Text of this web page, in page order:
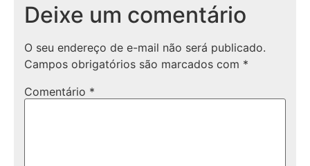
Deixe um comentário
O seu endereço de e-mail não será publicado.
Campos obrigatórios são marcados com *
Comentário *